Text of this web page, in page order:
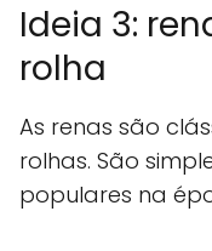
Ideia 3:
rolha
As renas são
rolhas. São
populares na